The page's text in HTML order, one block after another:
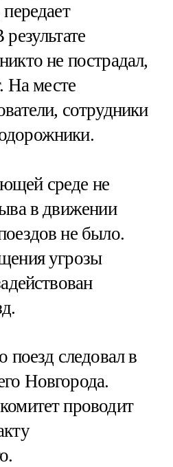
результате
не пострадал,
На месте
сотрудники
среде не
в движении
не было.
угрозы
поезд следовал в
Новгорода.
проводит